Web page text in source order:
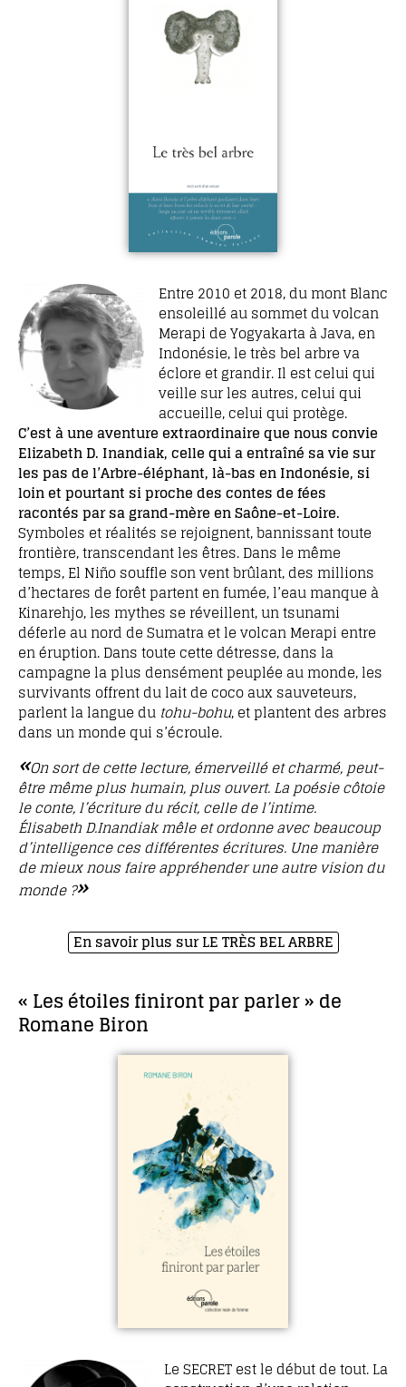
Entre 2010 et 2018, du mont Blanc
ensoleillé au sommet du volcan
Merapi de Yogyakarta à Java, en
Indonésie, le très bel arbre va
éclore et grandir. Il est celui qui
veille sur les autres, celui qui
accueille, celui qui protège.
C’est à une aventure extraordinaire que nous convie
Elizabeth D. Inandiak, celle qui a entraîné sa vie sur
les pas de l’Arbre-éléphant, là-bas en Indonésie, si
loin et pourtant si proche des contes de fées
racontés par sa grand-mère en Saône-et-Loire.
Symboles et réalités se rejoignent, bannissant toute
frontière, transcendant les êtres. Dans le même
temps, El Niño souffle son vent brûlant, des millions
d’hectares de forêt partent en fumée, l’eau manque à
Kinarehjo, les mythes se réveillent, un tsunami
déferle au nord de Sumatra et le volcan Merapi entre
en éruption. Dans toute cette détresse, dans la
campagne la plus densément peuplée au monde, les
survivants offrent du lait de coco aux sauveteurs,
parlent la langue du tohu-bohu, et plantent des arbres
dans un monde qui s’écroule.
«On sort de cette lecture, émerveillé et charmé, peut-
être même plus humain, plus ouvert. La poésie côtoie
le conte, l’écriture du récit, celle de l’intime.
Élisabeth D.Inandiak mêle et ordonne avec beaucoup
d’intelligence ces différentes écritures. Une manière
de mieux nous faire appréhender une autre vision du
monde ?»
En savoir plus sur LE TRÈS BEL ARBRE
« Les étoiles finiront par parler » de
Romane Biron
Le SECRET est le début de tout. La